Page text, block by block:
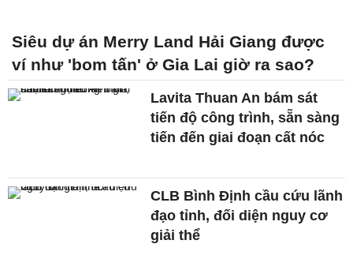
Siêu dự án Merry Land Hải Giang được
ví như 'bom tấn' ở Gia Lai giờ ra sao?
Lavita Thuan An bám sát
tiến độ công trình, sẵn sàng
tiến đến giai đoạn cất nóc
CLB Bình Định cầu cứu lãnh
đạo tỉnh, đối diện nguy cơ
giải thể